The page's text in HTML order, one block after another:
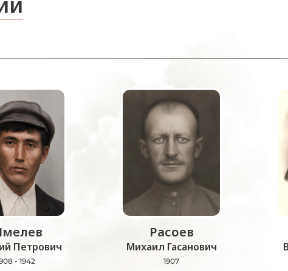
Петрович
- 1942
Расоев
Михаил Гасанович
1907